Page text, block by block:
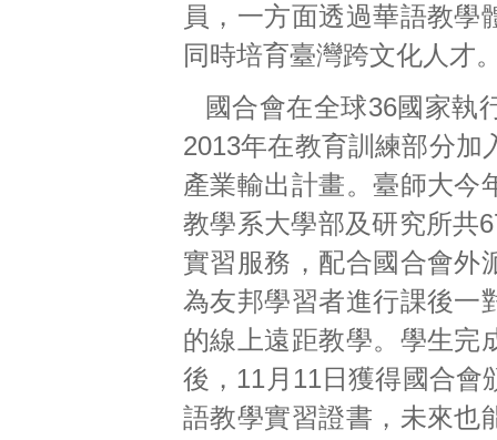
員，一方面透過華語教學
同時培育臺灣跨文化人才
國合會在全球36國家執
2013年在教育訓練部分加
產業輸出計畫。臺師大今
教學系大學部及研究所共
實習服務，配合國合會外
為友邦學習者進行課後一
的線上遠距教學。學生完
後，11月11日獲得國合會
語教學實習證書，未來也